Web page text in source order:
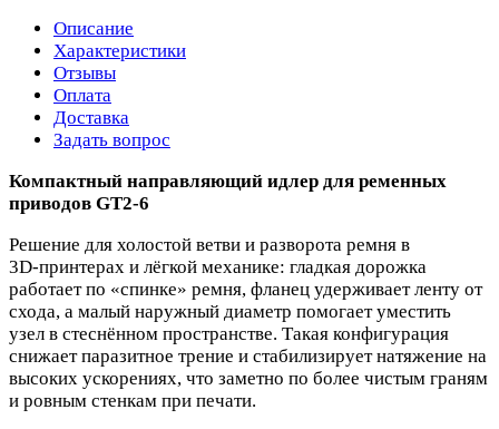
Описание
Характеристики
Отзывы
Оплата
Доставка
Задать вопрос
Компактный направляющий идлер для ременных
приводов GT2‑6
Решение для холостой ветви и разворота ремня в
3D‑принтерах и лёгкой механике: гладкая дорожка
работает по «спинке» ремня, фланец удерживает ленту от
схода, а малый наружный диаметр помогает уместить
узел в стеснённом пространстве. Такая конфигурация
снижает паразитное трение и стабилизирует натяжение на
высоких ускорениях, что заметно по более чистым граням
и ровным стенкам при печати.